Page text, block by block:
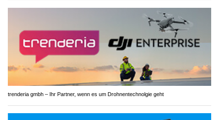
trenderia gmbh – Ihr Partner, wenn es um Drohnentechnolgie geht